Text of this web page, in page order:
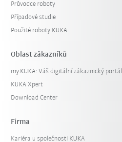
Průvodce roboty
Případové studie
Použité roboty KUKA
Oblast zákazníků
my.KUKA: Váš digitální zákaznický portál
KUKA Xpert
Download Center
Firma
Kariéra u společnosti KUKA